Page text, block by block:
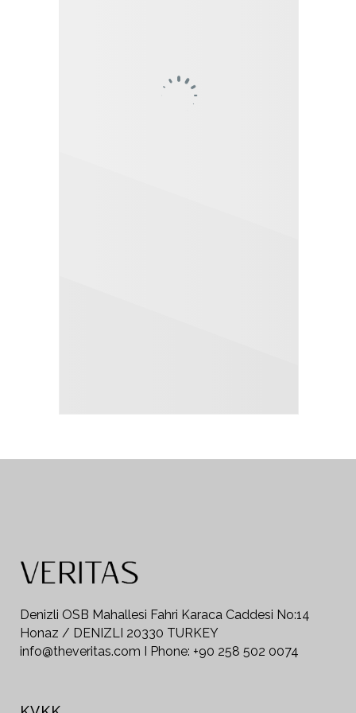
Denizli OSB Mahallesi Fahri Karaca Caddesi No:14
Honaz / DENIZLI 20330 TURKEY
info@theveritas.com I Phone: +90 258 502 0074